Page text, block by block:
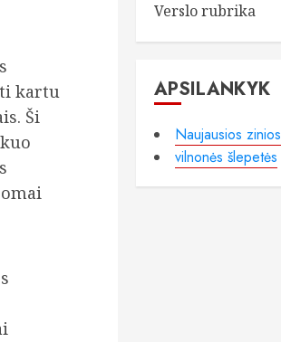
kartu
Ši
Verslo rubrika
APSILANKYK
Naujausios zinios
vilnonės šlepetės